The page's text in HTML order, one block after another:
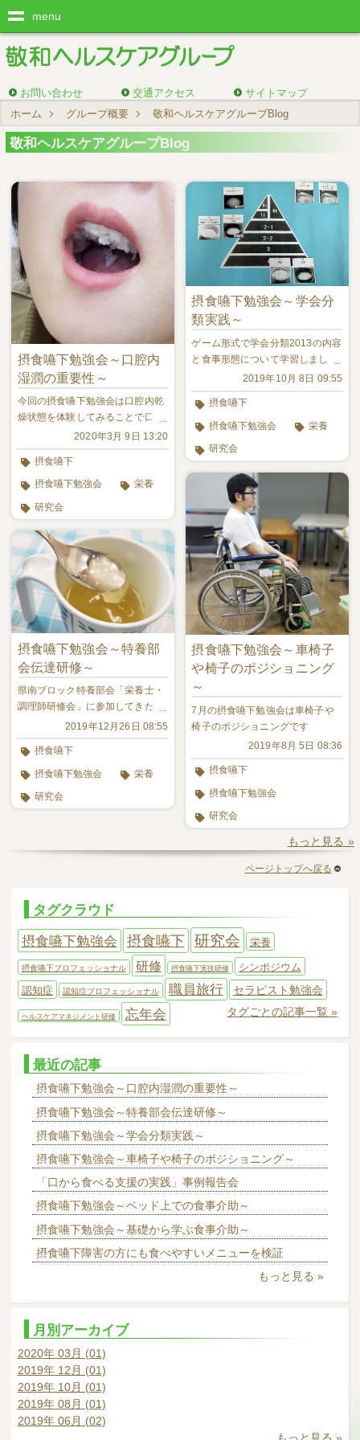
menu
お問い合わせ 交通アクセス
サイトマップ
ホーム
グループ概要 敬和ヘルスケアグループBlog
敬和ヘルスケアグループBlog
摂食嚥下勉強会～口腔内
湿潤の重要性～
今回の摂食嚥下勉強会は口腔内乾
燥状態を体験してみることで口腔
内湿潤の重要性を再確認しまし
た。
2020年3月 9日 13:20
摂食嚥下
摂食嚥下勉強会 栄養
研究会
摂食嚥下勉強会～特養部
会伝達研修～
県南ブロック特養部会「栄養士・
調理師研修会」に参加してきたス
タッフによる伝達研修が行われま
した
2019年12月26日 08:55
摂食嚥下
摂食嚥下勉強会 栄養
研究会
摂食嚥下勉強会～学会分
類実践～
ゲーム形式で学会分類2013の内容
と食事形態について学習しまし
2019年10月 8日 09:55
摂食嚥下
摂食嚥下勉強会 栄養
研究会
摂食嚥下勉強会～車椅子
や椅子のポジショニング
～
7月の摂食嚥下勉強会は車椅子や
椅子のポジショニングです
2019年8月 5日 08:36
摂食嚥下
摂食嚥下勉強会
研究会
もっと見る »
ページトップへ戻る
タグクラウド
摂食嚥下勉強会
摂食嚥下 研究会 栄養
摂食嚥下プロフェッショナル 研修 摂食嚥下実技研修
シンポジウム
認知症
認知症プロフェッショナル 職員旅行 セラピスト勉強会
ヘルスケアマネジメント研修 忘年会 タグごとの記事一覧 »
最近の記事
摂食嚥下勉強会～口腔内湿潤の重要性～
摂食嚥下勉強会～特養部会伝達研修～
摂食嚥下勉強会～学会分類実践～
摂食嚥下勉強会～車椅子や椅子のポジショニング～
「口から食べる支援の実践」事例報告会
摂食嚥下勉強会～ベッド上での食事介助～
摂食嚥下勉強会～基礎から学ぶ食事介助～
摂食嚥下障害の方にも食べやすいメニューを検証
もっと見る »
月別アーカイブ
2020年 03月 (01)
2019年 12月 (01)
2019年 10月 (01)
2019年 08月 (01)
2019年 06月 (02)